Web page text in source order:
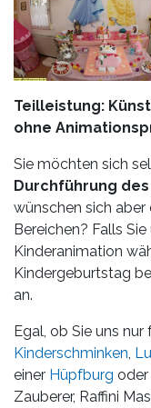
Teilleistung:
ohne
Sie möchten sich
Durchführung
wünschen sich aber
Bereichen? Falls
Kinderanimation
Kindergeburtstag
an.
Egal, ob Sie uns
Kinderschminken
einer Hüpfburg oder
Zauberer, Raffini